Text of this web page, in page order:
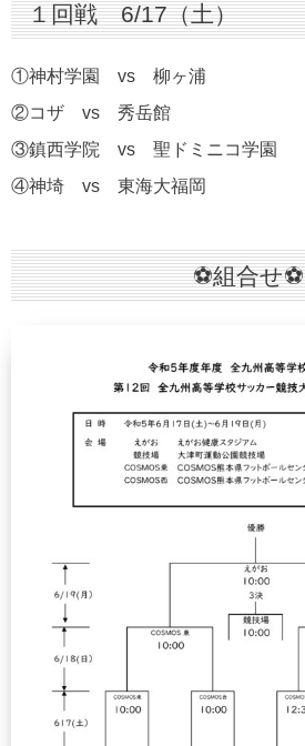
１回戦 6/17（土）
①神村学園 vs 柳ヶ浦
②コザ vs 秀岳館
③鎮西学院 vs 聖ドミニコ学園
④神埼 vs 東海大福岡
⚽組合せ⚽